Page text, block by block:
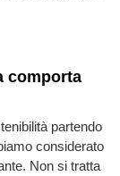
comporta
partendo
considerato
Non si tratta